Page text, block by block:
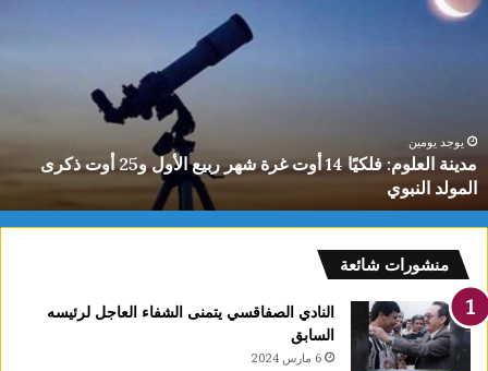
فلكيًا
ربيع
الأول
و25
أوت
ذكرى
المولد
النبوي
يوجد يومين
مدينة العلوم: فلكيًا 14 أوت غرة شهر ربيع الأول و25 أوت ذكرى
المولد النبوي
منشورات شائعة
النادي الصفاقسي يتمنى الشفاء العاجل لرئيسه
السابق
6 مارس 2024